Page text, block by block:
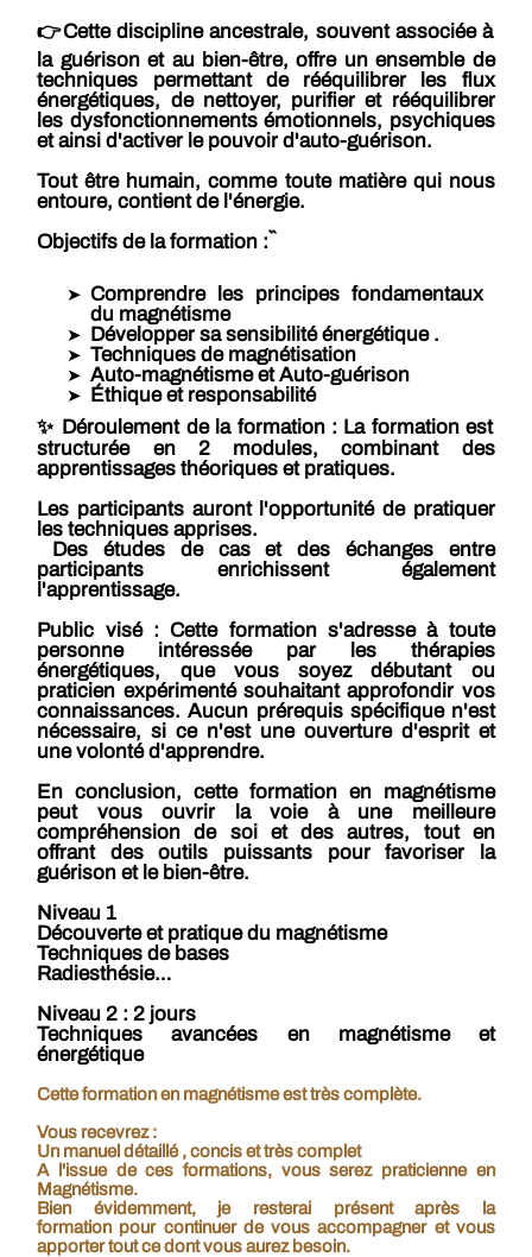
👉Cette discipline ancestrale, souvent associée à
la guérison et au bien-être, offre un ensemble de
techniques permettant de rééquilibrer les flux
énergétiques, de nettoyer, purifier et rééquilibrer
les dysfonctionnements émotionnels, psychiques
et ainsi d'activer le pouvoir d'auto-guérison.
Tout être humain, comme toute matière qui nous
entoure, contient de l'énergie.
Objectifs de la formation :``
Comprendre les principes fondamentaux
du magnétisme
Développer sa sensibilité énergétique.
Techniques de magnétisation
Auto-magnétisme et Auto-guérison
Éthique et responsabilité
✨ Déroulement de la formation : La formation est
structurée en 2 modules, combinant des
apprentissages théoriques et pratiques.
Les participants auront l'opportunité de pratiquer
les techniques apprises.
Des études de cas et des échanges entre
participants enrichissent également
l'apprentissage.
Public visé : Cette formation s'adresse à toute
personne intéressée par les thérapies
énergétiques, que vous soyez débutant ou
praticien expérimenté souhaitant approfondir vos
connaissances. Aucun prérequis spécifique n'est
nécessaire, si ce n'est une ouverture d'esprit et
une volonté d'apprendre.
En conclusion, cette formation en magnétisme
peut vous ouvrir la voie à une meilleure
compréhension de soi et des autres, tout en
offrant des outils puissants pour favoriser la
guérison et le bien-être.
Niveau 1
Découverte et pratique du magnétisme
Techniques de bases
Radiesthésie…
Niveau 2 : 2 jours
Techniques avancées en magnétisme et
énergétique
Cetteformation en magnétismeest très complète.
Vous recevrez :
Un manuel détaillé, concis et très complet
A l'issue de ces formations, vous serez praticienne en
Magnétisme.
Bien évidemment, je resterai présent après la
formation pour continuer de vous accompagner et vous
apporter tout ce dont vous aurez besoin.